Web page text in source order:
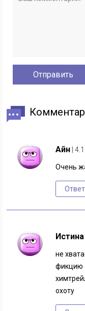
Айн |
Очень
Истина
не
фикцию
охоту